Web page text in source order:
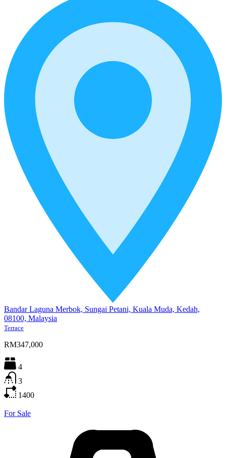
Bandar Laguna Merbok, Sungai Petani, Kuala Muda, Kedah,
08100, Malaysia
Terrace
RM347,000
4
3
1400
For Sale